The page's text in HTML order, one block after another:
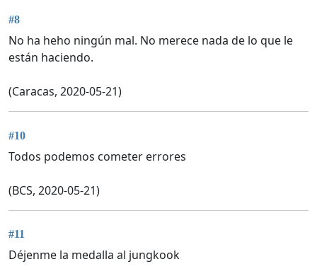
#8
No ha heho ningún mal. No merece nada de lo que le
están haciendo.
(Caracas, 2020-05-21)
#10
Todos podemos cometer errores
(BCS, 2020-05-21)
#11
Déjenme la medalla al jungkook